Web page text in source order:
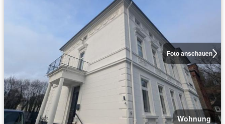
Foto anschauen
Wohnung